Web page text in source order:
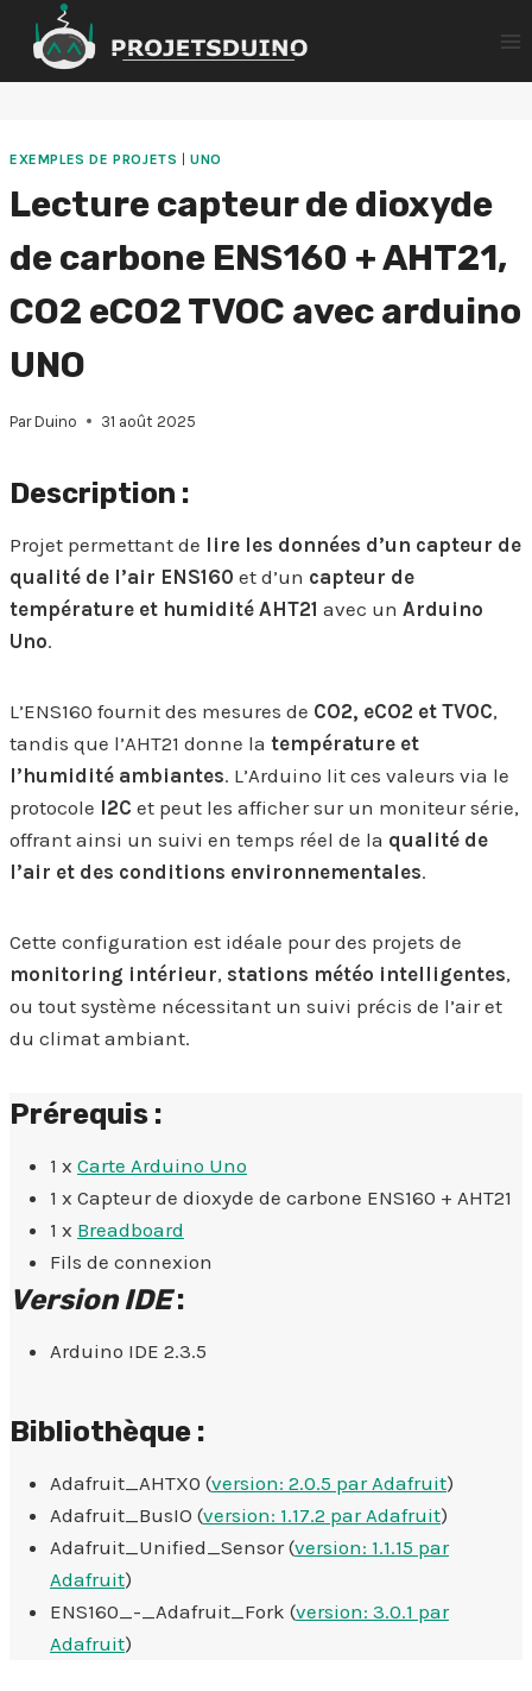
contenu
EXEMPLES DE PROJETS |UNO
Lecture capteur de dioxyde
de carbone ENS160 + AHT21,
CO2 eCO2 TVOC avec arduino
UNO
Par Duino 31 août 2025
Description :
Projet permettant de lire les données d’un capteur de
qualité de l’air ENS160 et d’un capteur de
température et humidité AHT21 avec un Arduino
Uno.
L’ENS160 fournit des mesures de CO2, eCO2 et TVOC,
tandis que l’AHT21 donne la température et
l’humidité ambiantes. L’Arduino lit ces valeurs via le
protocole I2C et peut les afficher sur un moniteur série,
offrant ainsi un suivi en temps réel de la qualité de
l’air et des conditions environnementales.
Cette configuration est idéale pour des projets de
monitoring intérieur, stations météo intelligentes,
ou tout système nécessitant un suivi précis de l’air et
du climat ambiant.
Prérequis :
1 x Carte Arduino Uno
1 x Capteur de dioxyde de carbone ENS160 + AHT21
1 x Breadboard
Fils de connexion
Version IDE:
Arduino IDE 2.3.5
Bibliothèque :
Adafruit_AHTX0 (version: 2.0.5 par Adafruit)
Adafruit_BusIO (version: 1.17.2 par Adafruit)
Adafruit_Unified_Sensor (version: 1.1.15 par
Adafruit)
ENS160_-_Adafruit_Fork (version: 3.0.1 par
Adafruit)